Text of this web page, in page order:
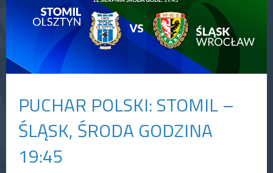
PUCHAR POLSKI: STOMIL –
ŚLĄSK, ŚRODA GODZINA
19:45